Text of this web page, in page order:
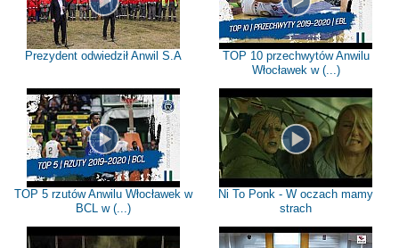
Prezydent odwiedził Anwil S.A
TOP 10 przechwytów Anwilu
Włocławek w (...)
TOP 5 rzutów Anwilu Włocławek w
BCL w (...)
Ni To Ponk - W oczach mamy
strach